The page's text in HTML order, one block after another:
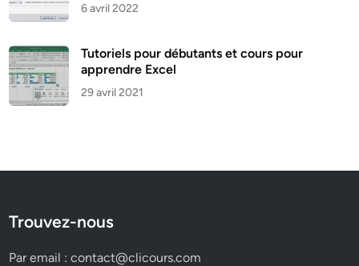
6 avril 2022
Tutoriels pour débutants et cours pour
apprendre Excel
29 avril 2021
Trouvez-nous
Par email :contact@clicours.com